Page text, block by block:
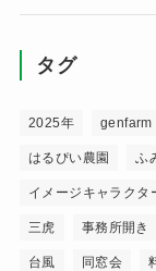
タグ
2025年 genfarm
はるぴい農園 ふ
イメージキャラクタ
三虎 事務所開き
台風 同窓会